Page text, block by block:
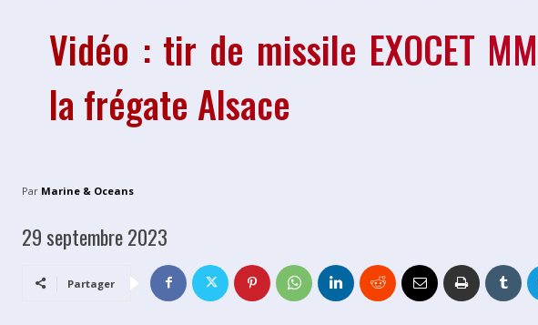
Vidéo : tir de missile EXOCET
la frégate Alsace
Par Marine & Oceans
29 septembre 2023
Partager